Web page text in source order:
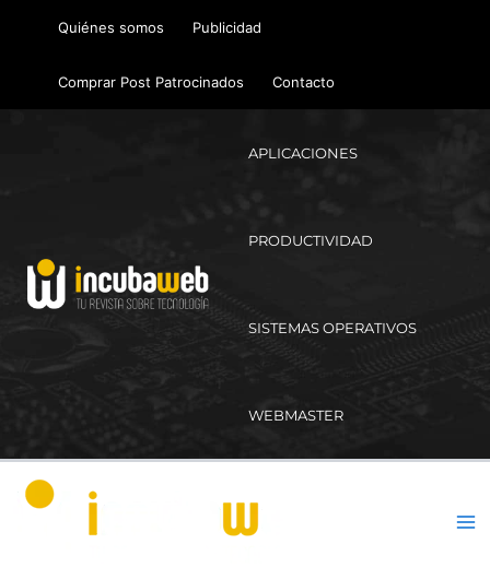
Quiénes somos Publicidad
Comprar Post Patrocinados Contacto
APLICACIONES
PRODUCTIVIDAD
SISTEMAS OPERATIVOS
WEBMASTER